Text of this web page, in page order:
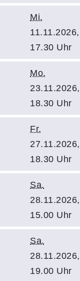
Mi.
11.11.2026,
17.30 Uhr
Mo.
23.11.2026,
18.30 Uhr
Fr.
27.11.2026,
18.30 Uhr
Sa.
28.11.2026,
15.00 Uhr
Sa.
28.11.2026,
19.00 Uhr